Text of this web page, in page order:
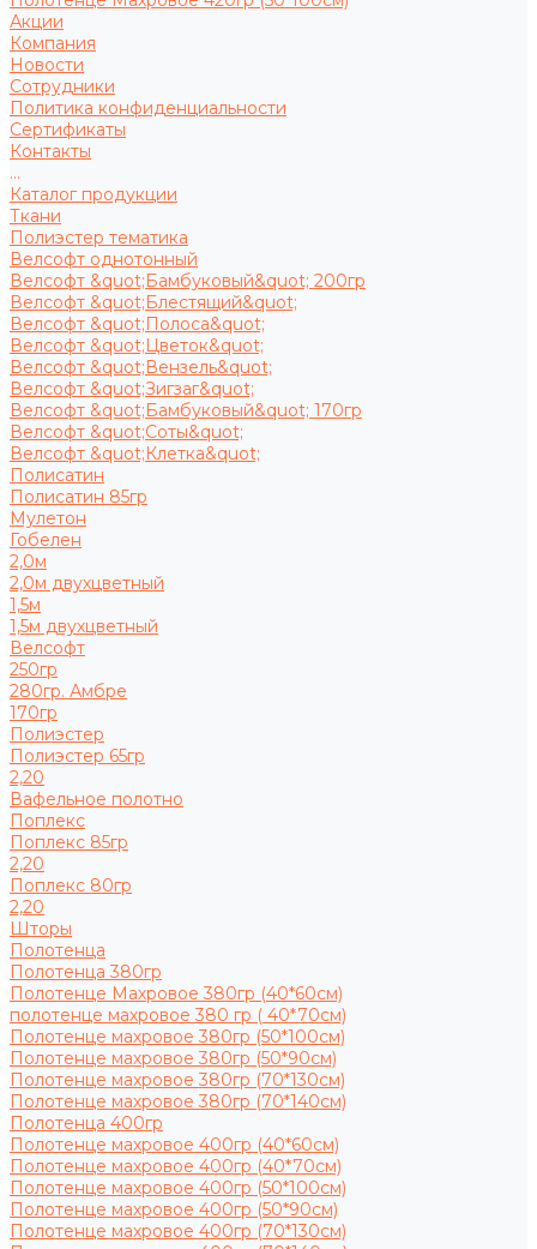
Акции
Компания
Новости
Сотрудники
Политика конфиденциальности
Сертификаты
Контакты
...
Каталог продукции
Ткани
Полиэстер тематика
Велсофт однотонный
Велсофт &quot;Бамбуковый&quot; 200гр
Велсофт &quot;Блестящий&quot;
Велсофт &quot;Полоса&quot;
Велсофт &quot;Цветок&quot;
Велсофт &quot;Вензель&quot;
Велсофт &quot;Зигзаг&quot;
Велсофт &quot;Бамбуковый&quot; 170гр
Велсофт &quot;Соты&quot;
Велсофт &quot;Клетка&quot;
Полисатин
Полисатин 85гр
Мулетон
Гобелен
2,0м
2,0м двухцветный
1,5м
1,5м двухцветный
Велсофт
250гр
280гр. Амбре
170гр
Полиэстер
Полиэстер 65гр
2,20
Вафельное полотно
Поплекс
Поплекс 85гр
2,20
Поплекс 80гр
2,20
Шторы
Полотенца
Полотенца 380гр
Полотенце Махровое 380гр (40*60см)
полотенце махровое 380 гр ( 40*70см)
Полотенце махровое 380гр (50*100см)
Полотенце махровое 380гр (50*90см)
Полотенце махровое 380гр (70*130см)
Полотенце махровое 380гр (70*140см)
Полотенца 400гр
Полотенце махровое 400гр (40*60см)
Полотенце махровое 400гр (40*70см)
Полотенце махровое 400гр (50*100см)
Полотенце махровое 400гр (50*90см)
Полотенце махровое 400гр (70*130см)